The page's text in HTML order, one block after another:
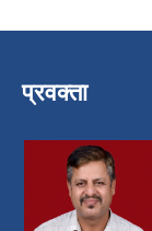
प्रवक्ता